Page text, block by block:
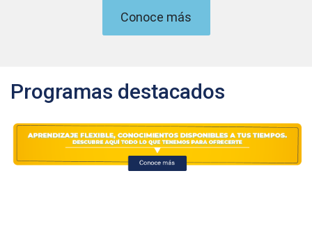
Conoce más
Programas destacados